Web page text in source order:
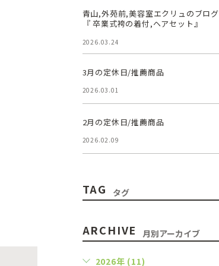
青山,外苑前,美容室エクリュのブログ
『 卒業式袴の着付,ヘアセット』
2026.03.24
3月の定休日/推薦商品
2026.03.01
2月の定休日/推薦商品
2026.02.09
TAG タグ
ARCHIVE 月別アーカイブ
2026年 (11)